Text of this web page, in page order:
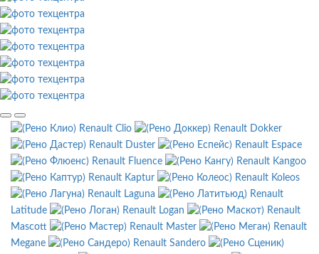
Renault Clio
Renault Dokker
Renault Duster
Renault Espace
Renault Fluence
Renault Kangoo
Renault Kaptur
Renault Koleos
Renault Laguna
Renault
Latitude
Renault Logan
Renault
Mascott
Renault Master
Renault
Megane
Renault Sandero